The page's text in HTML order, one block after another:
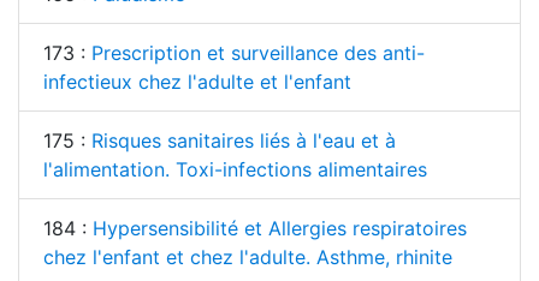
173 : Prescription et surveillance des anti-
infectieux chez l'adulte et l'enfant
175 : Risques sanitaires liés à l'eau et à
l'alimentation. Toxi-infections alimentaires
184 : Hypersensibilité et Allergies respiratoires
chez l'enfant et chez l'adulte. Asthme, rhinite